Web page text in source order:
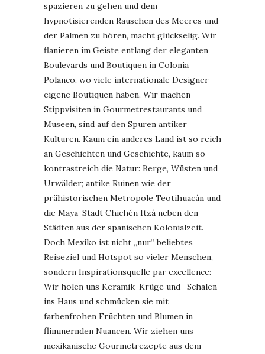
spazieren zu gehen und dem
hypnotisierenden Rauschen des Meeres und
der Palmen zu hören, macht glückselig. Wir
flanieren im Geiste entlang der eleganten
Boulevards und Boutiquen in Colonia
Polanco, wo viele internationale Designer
eigene Boutiquen haben. Wir machen
Stippvisiten in Gourmetrestaurants und
Museen, sind auf den Spuren antiker
Kulturen. Kaum ein anderes Land ist so reich
an Geschichten und Geschichte, kaum so
kontrastreich die Natur: Berge, Wüsten und
Urwälder; antike Ruinen wie der
prähistorischen Metropole Teotihuacán und
die Maya-Stadt Chichén Itzá neben den
Städten aus der spanischen Kolonialzeit.
Doch Mexiko ist nicht „nur“ beliebtes
Reiseziel und Hotspot so vieler Menschen,
sondern Inspirationsquelle par excellence:
Wir holen uns Keramik-Krüge und -Schalen
ins Haus und schmücken sie mit
farbenfrohen Früchten und Blumen in
flimmernden Nuancen. Wir ziehen uns
mexikanische Gourmetrezepte aus dem